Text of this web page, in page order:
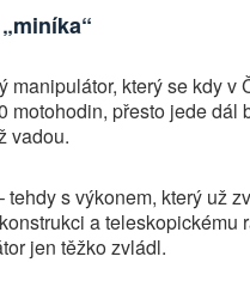
který se kdy v
přesto jede dál
vadou.
s výkonem, který už
a teleskopickému
jen těžko zvládl.